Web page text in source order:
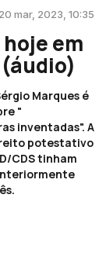
20 mar, 2023, 10:35
em
Marques é
"
inventadas". A
potestativo
CDS tinham